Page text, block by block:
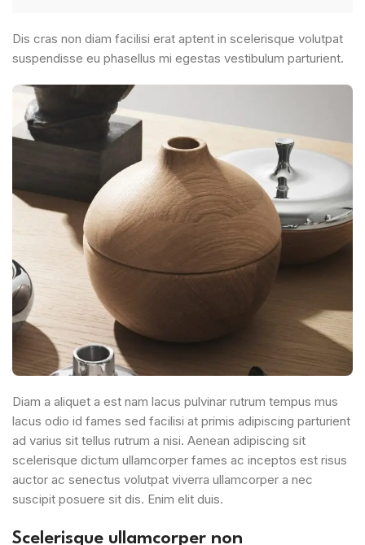
Dis cras non diam facilisi erat aptent in scelerisque volutpat
suspendisse eu phasellus mi egestas vestibulum parturient.
Diam a aliquet a est nam lacus pulvinar rutrum tempus mus
lacus odio id fames sed facilisi at primis adipiscing parturient
ad varius sit tellus rutrum a nisi. Aenean adipiscing sit
scelerisque dictum ullamcorper fames ac inceptos est risus
auctor ac senectus volutpat viverra ullamcorper a nec
suscipit posuere sit dis. Enim elit duis.
Scelerisque ullamcorper non